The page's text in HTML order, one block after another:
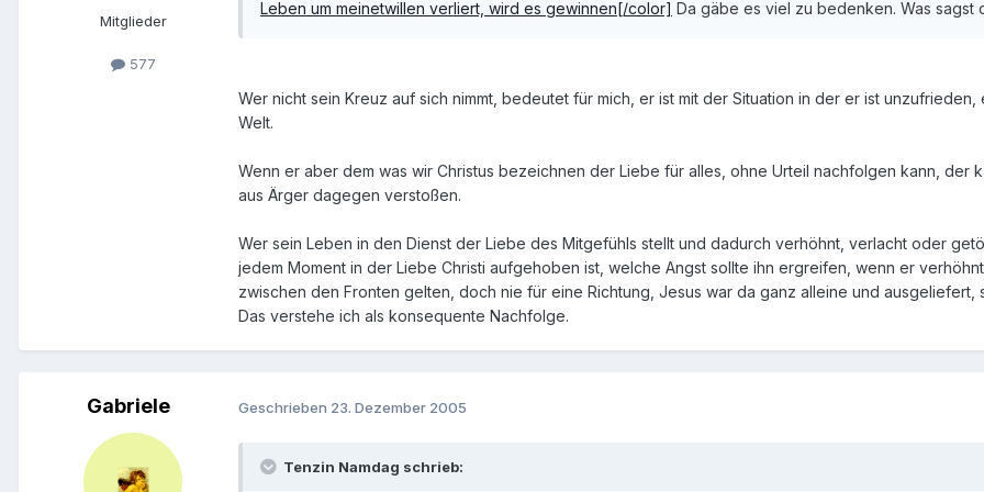
Mitglieder
577
Leben um meinetwillen verliert, wird es gewinnen[/color] Da gäbe es viel zu bedenken. Was sagst
Wer nicht sein Kreuz auf sich nimmt, bedeutet für mich, er ist mit der Situation in der er ist
Welt.
Wenn er aber dem was wir Christus bezeichnen der Liebe für alles, ohne Urteil nachfolgen kann, der
aus Ärger dagegen verstoßen.
Wer sein Leben in den Dienst der Liebe des Mitgefühls stellt und dadurch verhöhnt, verlacht oder
jedem Moment in der Liebe Christi aufgehoben ist, welche Angst sollte ihn ergreifen, wenn er
zwischen den Fronten gelten, doch nie für eine Richtung, Jesus war da ganz alleine und
Das verstehe ich als konsequente Nachfolge.
Gabriele Geschrieben 23. Dezember 2005
Tenzin Namdag schrieb: